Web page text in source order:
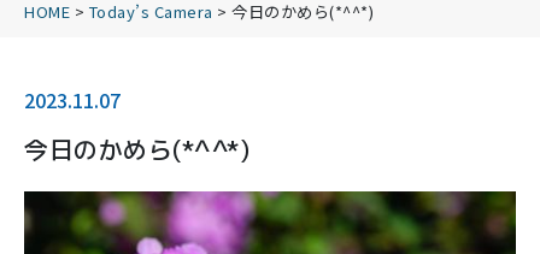
HOME > Today’s Camera > 今日のかめら(*^^*)
2023.11.07
今日のかめら(*^^*)